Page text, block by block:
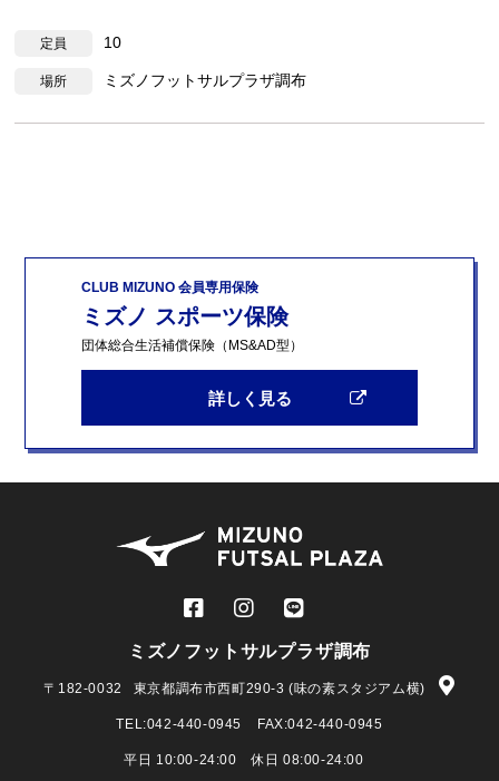
定員 10
場所 ミズノフットサルプラザ調布
CLUB MIZUNO 会員専用保険
ミズノ スポーツ保険
団体総合生活補償保険（MS&AD型）
詳しく見る
ミズノフットサルプラザ調布
〒182-0032 東京都調布市西町290-3 (味の素スタジアム横)
TEL:042-440-0945 FAX:042-440-0945
平日 10:00-24:00 休日 08:00-24:00